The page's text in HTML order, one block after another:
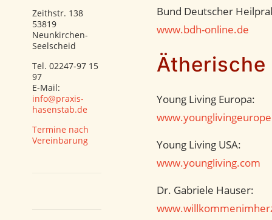
Bund Deutscher
www.bdh-online.de
Ätherische
Young Living Europa:
Young Living USA:
www.youngliving.com
Dr. Gabriele Hauser:
Zeithstr. 138
53819
Neunkirchen-
Seelscheid
Tel. 02247-97 15
97
E-Mail:
info@praxis-
hasenstab.de
Termine nach
Vereinbarung